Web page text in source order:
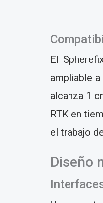
El
ampliable
alcanza 1
RTK en
el trabajo
Diseño